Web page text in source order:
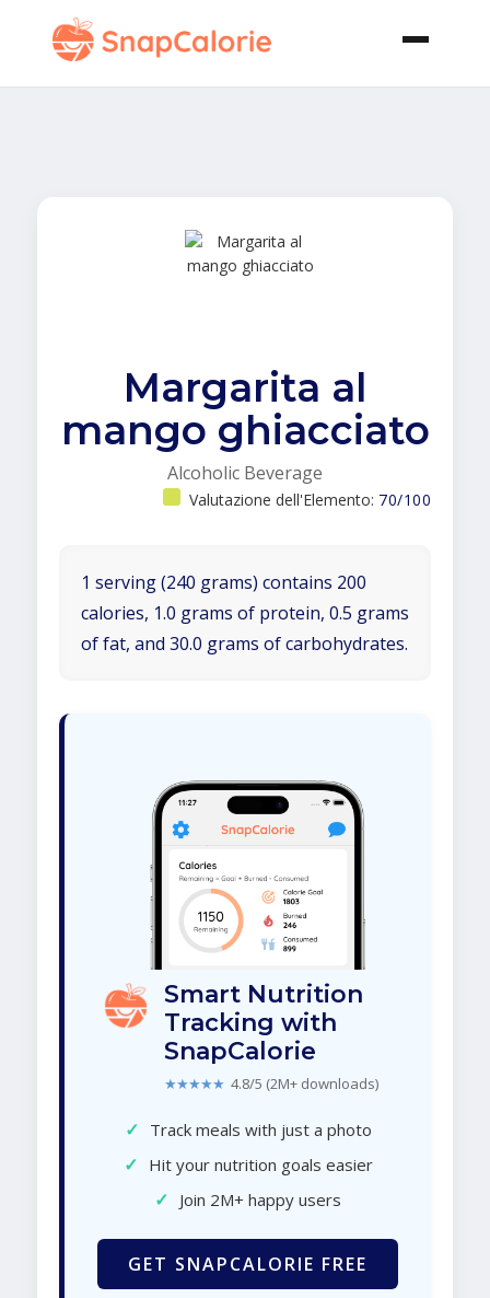
Margarita al
mango ghiacciato
Alcoholic Beverage
Valutazione dell'Elemento: 70/100
1 serving (240 grams) contains 200
calories, 1.0 grams of protein, 0.5 grams
of fat, and 30.0 grams of carbohydrates.
Smart Nutrition
Tracking with
SnapCalorie
★★★★★ 4.8/5 (2M+ downloads)
✓ Track meals with just a photo
✓ Hit your nutrition goals easier
✓ Join 2M+ happy users
GET SNAPCALORIE FREE